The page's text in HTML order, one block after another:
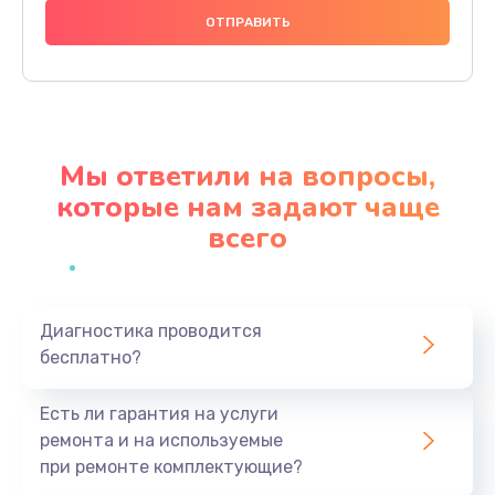
1000 руб.
Заказать
Профилактическая чистка
Заказать
Мы ответили на вопросы,
которые нам задают чаще
всего
Диагностика проводится
бесплатно?
Есть ли гарантия на услуги
ремонта и на используемые
при ремонте комплектующие?